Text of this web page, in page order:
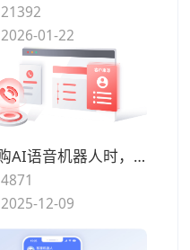
21392
2026-01-22
选购AI语音机器人时，哪些技术指标值得重点关注？
4871
2025-12-09